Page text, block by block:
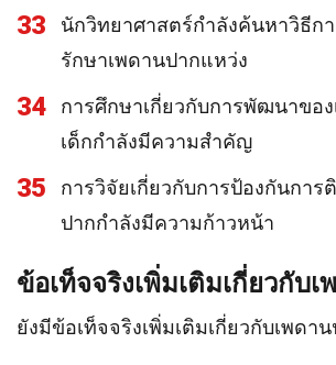
33
นักวิทยาศาสตร์กำลังค้นหาวิธีก
รักษาเพดานปากแหว่ง
34
การศึกษาเกี่ยวกับการพัฒนาขอ
เด็กกำลังมีความสำคัญ
35
การวิจัยเกี่ยวกับการป้องกันการ
ปากกำลังมีความก้าวหน้า
ข้อเท็จจริงเพิ่มเติมเกี่ยวกับ
ยังมีข้อเท็จจริงเพิ่มเติมเกี่ยวกับเพดา